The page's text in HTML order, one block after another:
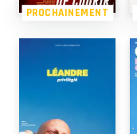
PROCHAINEMENT